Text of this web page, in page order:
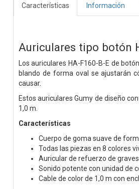
Características Información
Auriculares tipo botón
Los auriculares HA-F160-B-E de
blando de forma oval se ajustarán
causar.
Estos auriculares Gumy de diseño
1,0 m.
Características
Cuerpo de goma suave de
Todas las piezas en 8 colores
Auricular de refuerzo de graves
Sonido potente con unidad de
Cable de color de 1,0 m con